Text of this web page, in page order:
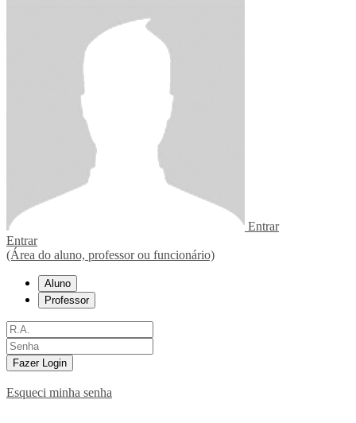
Entrar
Entrar
(Área do aluno, professor ou funcionário)
Aluno
Professor
Fazer Login
Esqueci minha senha